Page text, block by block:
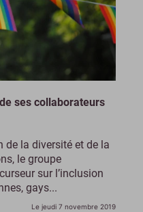
ses collaborateurs
de la diversité et de la
le groupe
sur l’inclusion
gays...
Le jeudi 7 novembre 2019